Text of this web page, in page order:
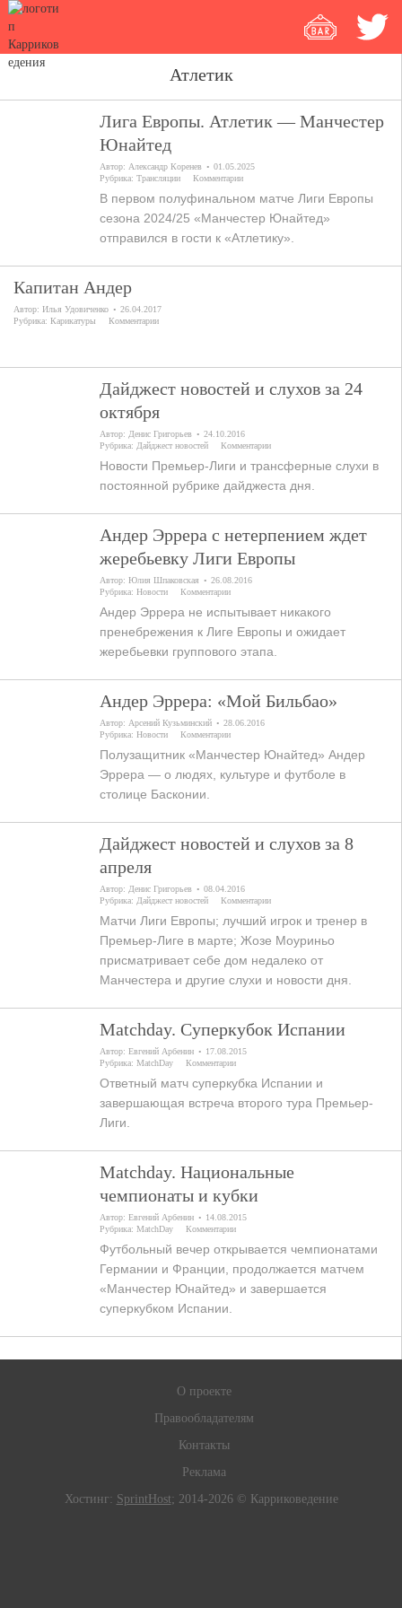
Атлетик
Лига Европы. Атлетик — Манчестер
Юнайтед
Автор: Александр Коренев
01.05.2025
Рубрика:Трансляции Комментарии
В первом полуфинальном матче Лиги Европы
сезона 2024/25 «Манчестер Юнайтед»
отправился в гости к «Атлетику».
Капитан Андер
Автор: Илья Удовиченко
26.04.2017
Рубрика: Карикатуры Комментарии
Дайджест новостей и слухов за 24
октября
Автор: Денис Григорьев
24.10.2016
Рубрика: Дайджест новостей Комментарии
Новости Премьер-Лиги и трансферные слухи в
постоянной рубрике дайджеста дня.
Андер Эррера с нетерпением ждет
жеребьевку Лиги Европы
Автор:Юлия Шпаковская
26.08.2016
Рубрика:Новости Комментарии
Андер Эррера не испытывает никакого
пренебрежения к Лиге Европы и ожидает
жеребьевки группового этапа.
Андер Эррера: «Мой Бильбао»
Автор: Арсений Кузьминский
28.06.2016
Рубрика:Новости Комментарии
Полузащитник «Манчестер Юнайтед» Андер
Эррера — о людях, культуре и футболе в
столице Басконии.
Дайджест новостей и слухов за 8
апреля
Автор: Денис Григорьев
08.04.2016
Рубрика: Дайджест новостей Комментарии
Матчи Лиги Европы; лучший игрок и тренер в
Премьер-Лиге в марте; Жозе Моуриньо
присматривает себе дом недалеко от
Манчестера и другие слухи и новости дня.
Matchday. Суперкубок Испании
Автор:Евгений Арбенин
17.08.2015
Рубрика:MatchDay Комментарии
Ответный матч суперкубка Испании и
завершающая встреча второго тура Премьер-
Лиги.
Matchday. Национальные
чемпионаты и кубки
Автор:Евгений Арбенин
14.08.2015
Рубрика:MatchDay Комментарии
Футбольный вечер открывается чемпионатами
Германии и Франции, продолжается матчем
«Манчестер Юнайтед» и завершается
суперкубком Испании.
О проекте
Правообладателям
Контакты
Реклама
Хостинг: SprintHost; 2014-2026 © Карриковедение